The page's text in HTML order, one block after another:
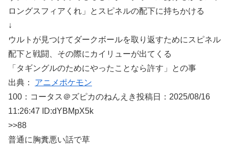
ロングスフィアくれ」とスピネルの配下に持ちかける
↓
ウルトが見つけてダークボールを取り返すためにスピネル
配下と戦闘、その際にカイリューが出てくる
「タギングルのためにやったことなら許す」との事
出典： アニメポケモン
100： コータス＠ズピカのねんえき投稿日：2025/08/16
11:26:47 ID:dYBMpX5k
>>88
普通に胸糞悪い話で草